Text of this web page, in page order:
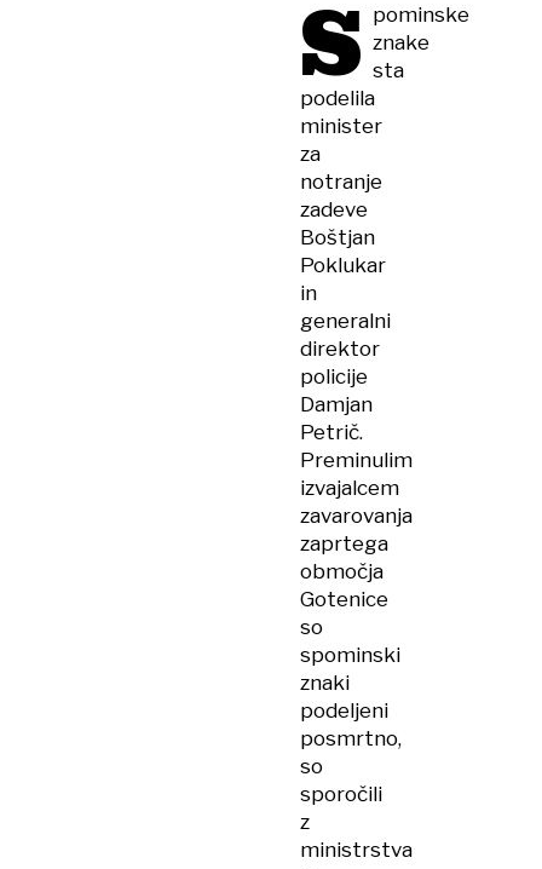
S pominske
znake
sta
podelila
minister
za
notranje
zadeve
Boštjan
Poklukar
in
generalni
direktor
policije
Damjan
Petrič.
Preminulim
izvajalcem
zavarovanja
zaprtega
območja
Gotenice
so
spominski
znaki
podeljeni
posmrtno,
so
sporočili
z
ministrstva